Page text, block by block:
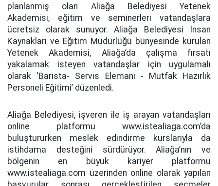
planlanmış olan Aliağa Belediyesi Yetenek
Akademisi, eğitim ve seminerleri vatandaşlara
ücretsiz olarak sunuyor. Aliağa Belediyesi İnsan
Kaynakları ve Eğitim Müdürlüğü bünyesinde kurulan
Yetenek Akademisi, Aliağa’da çalışma fırsatı
yakalamak isteyen vatandaşlar için uygulamalı
olarak ‘Barista- Servis Elemanı - Mutfak Hazırlık
Personeli Eğitimi’ düzenledi.
Aliağa Belediyesi, işveren ile iş arayan vatandaşları
online platformu www.istealiaga.com’da
buluştururken meslek edindirme kurslarıyla da
istihdama desteğini sürdürüyor. Aliağa’nın ve
bölgenin en büyük kariyer platformu
www.istealiaga.com üzerinden online olarak yapılan